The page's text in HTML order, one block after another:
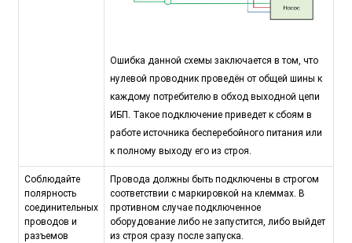
Ошибка данной схемы заключается в том, что
нулевой проводник проведён от общей шины к
каждому потребителю в обход выходной цепи
ИБП. Такое подключение приведет к сбоям в
работе источника бесперебойного питания или
к полному выходу его из строя.
Соблюдайте
полярность
соединительных
проводов и
разъемов
Провода должны быть подключены в строгом
соответствии с маркировкой на клеммах. В
противном случае подключенное
оборудование либо не запустится, либо выйдет
из строя сразу после запуска.